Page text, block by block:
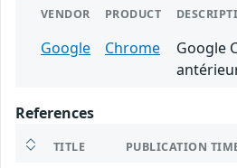
VENDOR PRODUCT
Google Chrome
Google
References
TITLE PUBLICATION